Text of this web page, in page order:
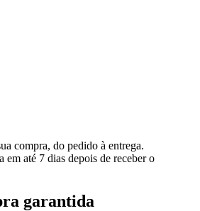
compra, do pedido à entrega.
em até 7 dias depois de receber o
garantida